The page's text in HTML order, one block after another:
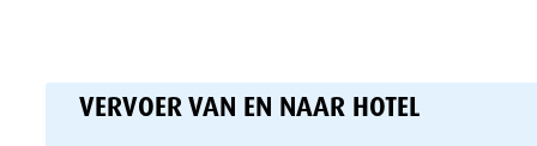
VERVOER VAN EN NAAR HOTEL